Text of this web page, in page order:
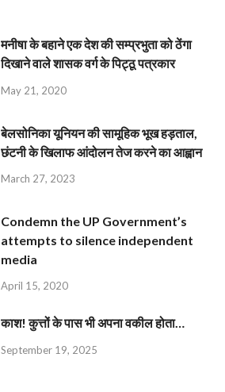
मनीषा के बहाने एक देश की सम्प्रभुता को ठेंगा
दिखाने वाले शासक वर्ग के पिट्ठू पत्रकार
May 21, 2020
बेलसोनिका यूनियन की सामूहिक भूख हड़ताल,
छंटनी के खिलाफ आंदोलन तेज करने का आह्वान
March 27, 2023
Condemn the UP Government’s
attempts to silence independent
media
April 15, 2020
काश! कुत्तों के पास भी अपना वकील होता…
September 19, 2025